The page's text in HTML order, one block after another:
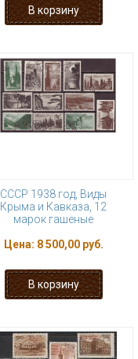
СССР 1938 год, Виды
Крыма и Кавказа, 12
марок гашеные
Цена: 8 500,00 руб.